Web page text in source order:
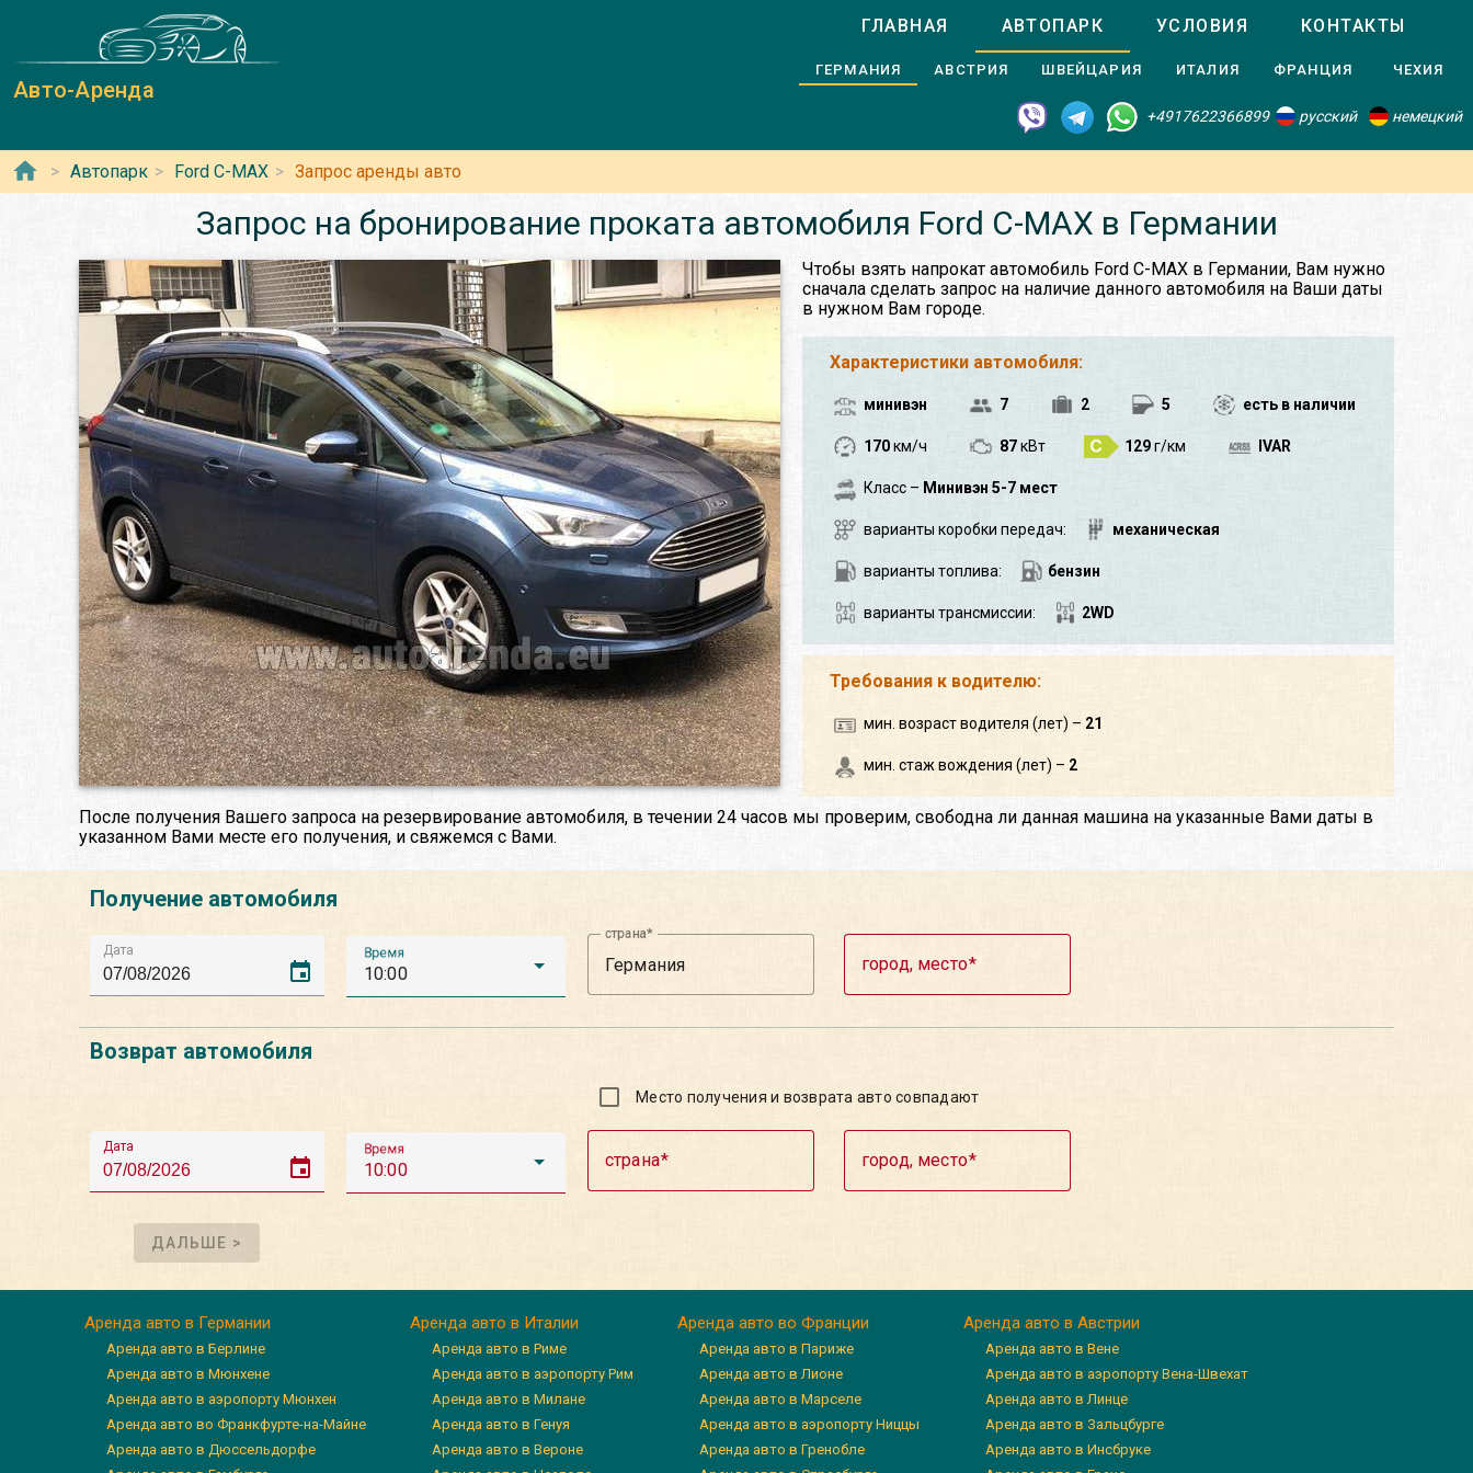
Авто-Аренда
ГЛАВНАЯ АВТОПАРК УСЛОВИЯ КОНТАКТЫ
ГЕРМАНИЯ АВСТРИЯ ШВЕЙЦАРИЯ ИТАЛИЯ ФРАНЦИЯ ЧЕХИЯ
+4917622366899 русский немецкий
Автопарк Ford C-MAX Запрос аренды авто
Запрос на бронирование проката автомобиля Ford C-MAX в Германии
Чтобы взять напрокат автомобиль Ford C-MAX в Германии, Вам нужно
сначала сделать запрос на наличие данного автомобиля на Ваши даты
в нужном Вам городе.
Характеристики автомобиля:
минивэн 7 2 5 есть в наличии
170км/ч 87кВт 129г/км IVAR
Класс – Минивэн 5-7 мест
варианты коробки передач: механическая
варианты топлива: бензин
варианты трансмиссии: 2WD
Требования к водителю:
мин. возраст водителя (лет) – 21
мин. стаж вождения (лет) – 2
После получения Вашего запроса на резервирование автомобиля, в течении 24 часов мы проверим, свободна ли данная машина на указанные Вами даты в
указанном Вами месте его получения, и свяжемся с Вами.
Получение автомобиля
Дата
event
Время
10:00
страна
город, место
Возврат автомобиля
Дата
event
Время
10:00
Место получения и возврата авто совпадают
страна город, место
ДАЛЬШЕ >
Аренда авто в Германии
Аренда авто в Берлине
Аренда авто в Мюнхене
Аренда авто в аэропорту Мюнхен
Аренда авто во Франкфурте-на-Майне
Аренда авто в Дюссельдорфе
Аренда авто в Италии
Аренда авто в Риме
Аренда авто в аэропорту Рим
Аренда авто в Милане
Аренда авто в Генуя
Аренда авто в Вероне
Аренда авто во Франции
Аренда авто в Париже
Аренда авто в Лионе
Аренда авто в Марселе
Аренда авто в аэропорту Ниццы
Аренда авто в Гренобле
Аренда авто в Австрии
Аренда авто в Вене
Аренда авто в аэропорту Вена-Швехат
Аренда авто в Линце
Аренда авто в Зальцбурге
Аренда авто в Инсбруке